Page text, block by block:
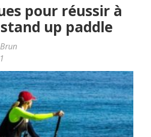
pour réussir à
up paddle